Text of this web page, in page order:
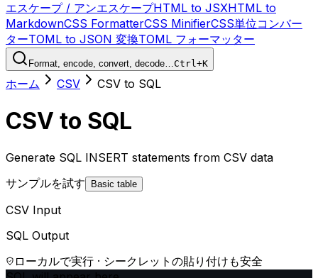
エスケープ / アンエスケープHTML to JSXHTML to
MarkdownCSS FormatterCSS MinifierCSS単位コンバー
ターTOML to JSON 変換TOML フォーマッター
Format, encode, convert, decode…Ctrl+K
ホーム CSV CSV to SQL
CSV to SQL
Generate SQL INSERT statements from CSV data
サンプルを試す
Basic table
CSV Input
SQL Output
ローカルで実行 · シークレットの貼り付けも安全